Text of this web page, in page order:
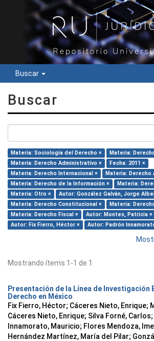
Buscar
Buscar
Materia: Sociología del Derecho ×
Materia:
Materia: Derecho Administrativo ×
Fecha: 2011 ×
Materia: Derecho Internacional ×
Materia: Derecho
Materia: Derecho de la Información ×
Materia:
Materia: Otro ×
Autor: González Galván, Jorge
Materia: Derecho Constitucional ×
Materia:
Materia: Derecho Fiscal ×
Autor: Montes, Patricia ×
Autor: Fix Fierro, Héctor ×
Autor: Padrón
Mostrando ítems 1-1 de 1
Presentación de la Línea de Investigación
Derecho en México
Fix Fierro, Héctor; Cáceres Nieto, Enrique;
Cáceres Nieto, Enrique; Silva Forné, Carlos;
Innamorato, Mauricio; Flores Mendoza,
Hernández Martínez, María del Pilar;